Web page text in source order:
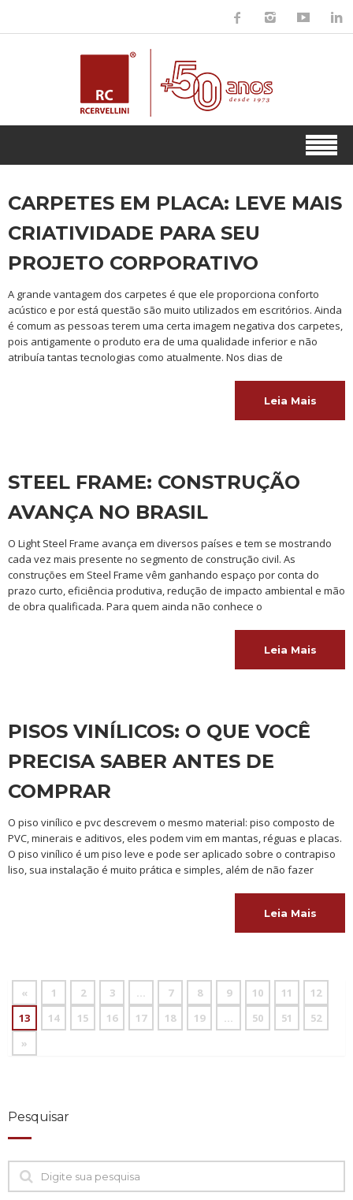
CARPETES EM PLACA: LEVE MAIS
CRIATIVIDADE PARA SEU
PROJETO CORPORATIVO
A grande vantagem dos carpetes é que ele proporciona conforto
acústico e por está questão são muito utilizados em escritórios. Ainda
é comum as pessoas terem uma certa imagem negativa dos carpetes,
pois antigamente o produto era de uma qualidade inferior e não
atribuía tantas tecnologias como atualmente. Nos dias de
Leia Mais
STEEL FRAME: CONSTRUÇÃO
AVANÇA NO BRASIL
O Light Steel Frame avança em diversos países e tem se mostrando
cada vez mais presente no segmento de construção civil. As
construções em Steel Frame vêm ganhando espaço por conta do
prazo curto, eficiência produtiva, redução de impacto ambiental e mão
de obra qualificada. Para quem ainda não conhece o
Leia Mais
PISOS VINÍLICOS: O QUE VOCÊ
PRECISA SABER ANTES DE
COMPRAR
O piso vinílico e pvc descrevem o mesmo material: piso composto de
PVC, minerais e aditivos, eles podem vim em mantas, réguas e placas.
O piso vinílico é um piso leve e pode ser aplicado sobre o contrapiso
liso, sua instalação é muito prática e simples, além de não fazer
Leia Mais
« 1 2 3 … 7 8 9 10 11
12
13
14 15 16 17 18 19 … 50 51
52
»
Pesquisar